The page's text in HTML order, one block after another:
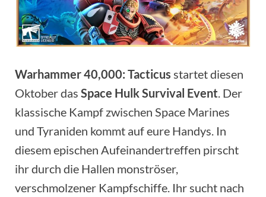
Warhammer 40,000: Tacticus startet diesen
Oktober das Space Hulk Survival Event. Der
klassische Kampf zwischen Space Marines
und Tyraniden kommt auf eure Handys. In
diesem epischen Aufeinandertreffen pirscht
ihr durch die Hallen monströser,
verschmolzener Kampfschiffe. Ihr sucht nach